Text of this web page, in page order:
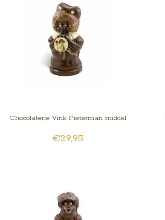
Chocolaterie Vink Pieterman middel
met foto
€29,95